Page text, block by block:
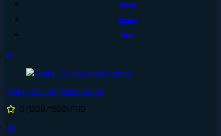
Ngày
Tháng
Năm
#1
Thám Tử Lừng Danh Conan
0 (1209/1500) FHD
#2